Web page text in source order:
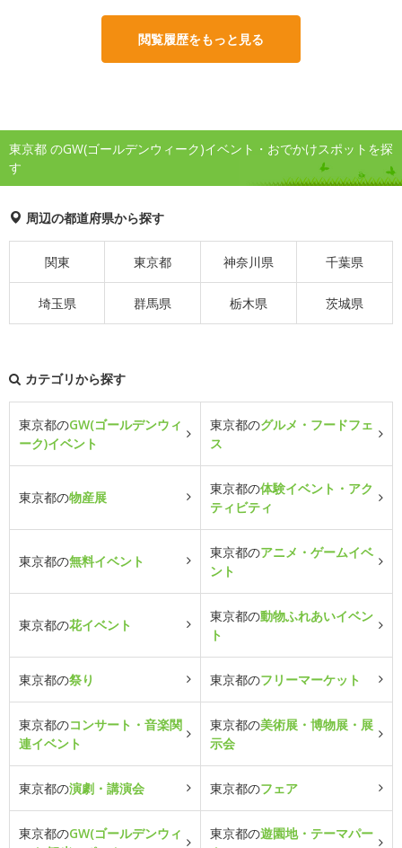
閲覧履歴をもっと見る
東京都 のGW(ゴールデンウィーク)イベント・おでかけスポットを探
す
周辺の都道府県から探す
関東 東京都 神奈川県 千葉県
埼玉県 群馬県 栃木県 茨城県
カテゴリから探す
東京都のGW(ゴールデンウィ
ーク)イベント
東京都のグルメ・フードフェ
ス
東京都の物産展
東京都の体験イベント・アク
ティビティ
東京都の無料イベント
東京都のアニメ・ゲームイベ
ント
東京都の花イベント
東京都の動物ふれあいイベン
ト
東京都の祭り 東京都のフリーマーケット
東京都のコンサート・音楽関
連イベント
東京都の美術展・博物展・展
示会
東京都の演劇・講演会 東京都のフェア
東京都のGW(ゴールデンウィ
東京都の遊園地・テーマパー